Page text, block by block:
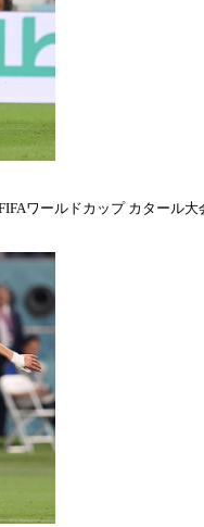
ワールドカップ カタール